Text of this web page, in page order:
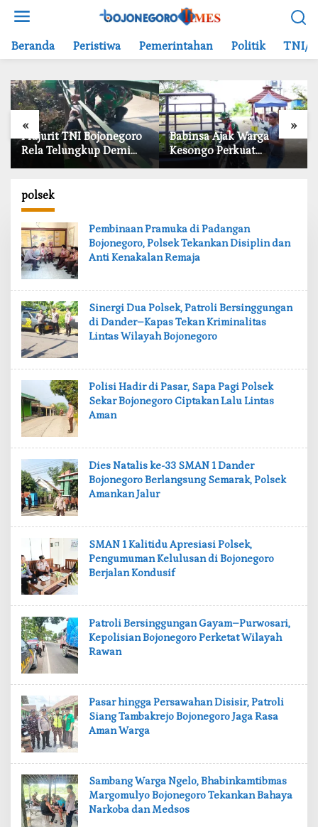
Beranda Peristiwa Pemerintahan Politik TNI/
« »
‎Prajurit TNI Bojonegoro
Rela Telungkup Demi
Finishing Jembatan
Kesongo Terharu
‎Babinsa Ajak Warga
Kesongo Perkuat
Ketahanan Pangan,
polsek
‎Pembinaan Pramuka di Padangan
Bojonegoro, Polsek Tekankan Disiplin dan
Anti Kenakalan Remaja
‎Sinergi Dua Polsek, Patroli Bersinggungan
di Dander–Kapas Tekan Kriminalitas
Lintas Wilayah Bojonegoro
‎Polisi Hadir di Pasar, Sapa Pagi Polsek
Sekar Bojonegoro Ciptakan Lalu Lintas
Aman
‎Dies Natalis ke-33 SMAN 1 Dander
Bojonegoro Berlangsung Semarak, Polsek
Amankan Jalur
‎SMAN 1 Kalitidu Apresiasi Polsek,
Pengumuman Kelulusan di Bojonegoro
Berjalan Kondusif
‎Patroli Bersinggungan Gayam–Purwosari,
Kepolisian Bojonegoro Perketat Wilayah
Rawan
‎Pasar hingga Persawahan Disisir, Patroli
Siang Tambakrejo Bojonegoro Jaga Rasa
Aman Warga
‎Sambang Warga Ngelo, Bhabinkamtibmas
Margomulyo Bojonegoro Tekankan Bahaya
Narkoba dan Medsos